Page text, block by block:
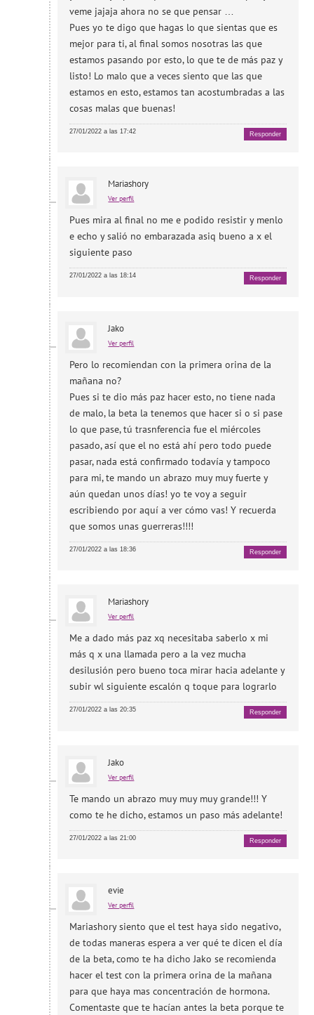
veme jajaja ahora no se que pensar …
Pues yo te digo que hagas lo que sientas que es
mejor para ti, al final somos nosotras las que
estamos pasando por esto, lo que te de más paz y
listo! Lo malo que a veces siento que las que
estamos en esto, estamos tan acostumbradas a las
cosas malas que buenas!
27/01/2022 a las 17:42 Responder
Mariashory
Ver perfil
Pues mira al final no me e podido resistir y menlo
e echo y salió no embarazada asiq bueno a x el
siguiente paso
27/01/2022 a las 18:14 Responder
Jako
Ver perfil
Pero lo recomiendan con la primera orina de la
mañana no?
Pues si te dio más paz hacer esto, no tiene nada
de malo, la beta la tenemos que hacer si o si pase
lo que pase, tú trasnferencia fue el miércoles
pasado, así que el no está ahí pero todo puede
pasar, nada está confirmado todavía y tampoco
para mi, te mando un abrazo muy muy fuerte y
aún quedan unos días! yo te voy a seguir
escribiendo por aquí a ver cómo vas! Y recuerda
que somos unas guerreras!!!!
27/01/2022 a las 18:36 Responder
Mariashory
Ver perfil
Me a dado más paz xq necesitaba saberlo x mi
más q x una llamada pero a la vez mucha
desilusión pero bueno toca mirar hacia adelante y
subir wl siguiente escalón q toque para lograrlo
27/01/2022 a las 20:35 Responder
Jako
Ver perfil
Te mando un abrazo muy muy muy grande!!! Y
como te he dicho, estamos un paso más adelante!
27/01/2022 a las 21:00 Responder
evie
Ver perfil
Mariashory siento que el test haya sido negativo,
de todas maneras espera a ver qué te dicen el día
de la beta, como te ha dicho Jako se recomienda
hacer el test con la primera orina de la mañana
para que haya mas concentración de hormona.
Comentaste que te hacían antes la beta porque te